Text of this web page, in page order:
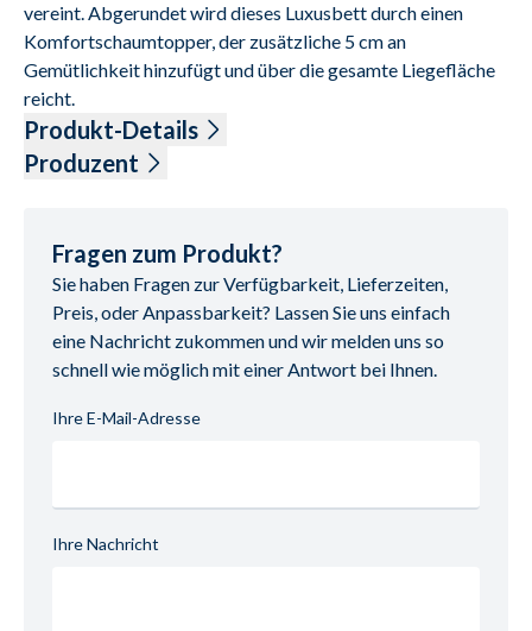
vereint. Abgerundet wird dieses Luxusbett durch einen
Komfortschaumtopper, der zusätzliche 5 cm an
Gemütlichkeit hinzufügt und über die gesamte Liegefläche
reicht.
Produkt-Details
Bezug Cord 88% Polyester und 12% Polyamid, Farbe Ivory,
Kopfteil 120 cm hoch
Box Taschenfederkern, 27 cm hoch
Füße 10 cm, schwebend
Matratze Duo Taschenfederkern, H2 + H3, durchgehend
inklusive Komfortschaum-Topper 5 cm, durchgehend
Produzent
E-Mail-Adresse: info@fey1926.com
UID (Umsatzsteuer-Identifikationsnummer): PL
5611307658
Fragen zum Produkt?
Sie haben Fragen zur Verfügbarkeit, Lieferzeiten,
Preis, oder Anpassbarkeit? Lassen Sie uns einfach
eine Nachricht zukommen und wir melden uns so
schnell wie möglich mit einer Antwort bei Ihnen.
Ihre E-Mail-Adresse
Ihre Nachricht